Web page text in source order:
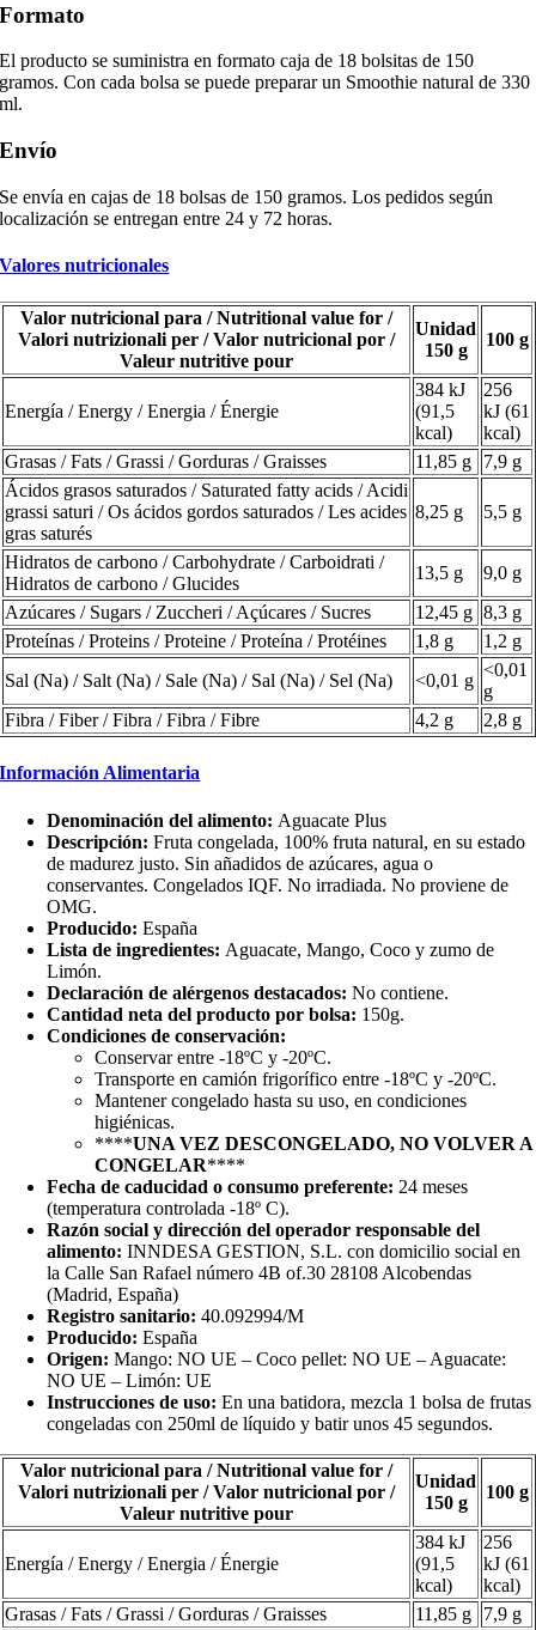
Formato
El producto se suministra en formato caja de 18 bolsitas de 150
gramos. Con cada bolsa se puede preparar un Smoothie natural de 330
ml.
Envío
Se envía en cajas de 18 bolsas de 150 gramos. Los pedidos según
localización se entregan entre 24 y 72 horas.
Valores nutricionales
Valor nutricional para / Nutritional value for /
Valori nutrizionali per / Valor nutricional por /
Valeur nutritive pour
Unidad
150 g
100 g
Energía / Energy / Energia / Énergie
384 kJ
(91,5
kcal)
256
kJ (61
kcal)
Grasas / Fats / Grassi / Gorduras / Graisses
11,85 g
7,9 g
Ácidos grasos saturados / Saturated fatty acids / Acidi
grassi saturi / Os ácidos gordos saturados / Les acides
gras saturés
8,25 g 5,5 g
Hidratos de carbono / Carbohydrate / Carboidrati /
Hidratos de carbono / Glucides
13,5 g
9,0 g
Azúcares / Sugars / Zuccheri / Açúcares / Sucres
12,45 g 8,3 g
Proteínas / Proteins / Proteine / Proteína / Protéines
1,8 g
1,2 g
Sal (Na) / Salt (Na) / Sale (Na) / Sal (Na) / Sel (Na)
<0,01 g
<0,01
g
Fibra / Fiber / Fibra / Fibra / Fibre
4,2 g 2,8 g
Información Alimentaria
Denominación del alimento: Aguacate Plus
Descripción: Fruta congelada, 100% fruta natural, en su estado
de madurez justo. Sin añadidos de azúcares, agua o
conservantes. Congelados IQF. No irradiada. No proviene de
OMG.
Producido: España
Lista de ingredientes: Aguacate, Mango, Coco y zumo de
Limón.
Declaración de alérgenos destacados: No contiene.
Cantidad neta del producto por bolsa: 150g.
Condiciones de conservación:
Conservar entre -18ºC y -20ºC.
Transporte en camión frigorífico entre -18ºC y -20ºC.
Mantener congelado hasta su uso, en condiciones
higiénicas.
****UNA VEZ DESCONGELADO, NO VOLVER A
CONGELAR****
Fecha de caducidad o consumo preferente: 24 meses
(temperatura controlada -18º C).
Razón social y dirección del operador responsable del
alimento: INNDESA GESTION, S.L. con domicilio social en
la Calle San Rafael número 4B of.30 28108 Alcobendas
(Madrid, España)
Registro sanitario: 40.092994/M
Producido: España
Origen: Mango: NO UE – Coco pellet: NO UE – Aguacate:
NO UE – Limón: UE
Instrucciones de uso: En una batidora, mezcla 1 bolsa de frutas
congeladas con 250ml de líquido y batir unos 45 segundos.
Valor nutricional para / Nutritional value for /
Valori nutrizionali per / Valor nutricional por /
Valeur nutritive pour
Unidad
150 g
100 g
Energía / Energy / Energia / Énergie
384 kJ
(91,5
kcal)
256
kJ (61
kcal)
Grasas / Fats / Grassi / Gorduras / Graisses
11,85 g
7,9 g